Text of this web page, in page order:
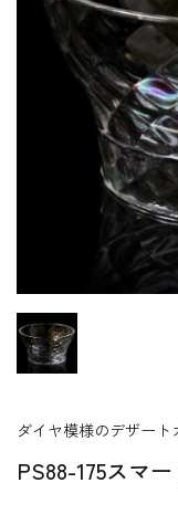
PS88-175スマー
ダイヤ模様のデザート